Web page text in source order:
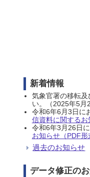
新着情報
気象官署の移転
い。（2025年5月
令和6年6月3日に
信資料に関するお
令和6年3月26日
お知らせ（PDF形
過去のお知らせ
データ修正の